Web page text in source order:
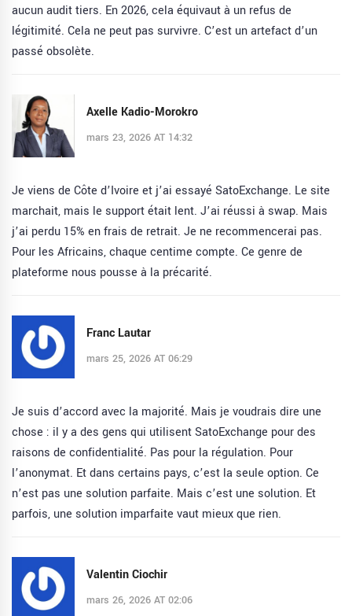
aucun audit tiers. En 2026, cela équivaut à un refus de
légitimité. Cela ne peut pas survivre. C’est un artefact d’un
passé obsolète.
Axelle Kadio-Morokro
mars 23, 2026 AT 14:32
Je viens de Côte d’Ivoire et j’ai essayé SatoExchange. Le site
marchait, mais le support était lent. J’ai réussi à swap. Mais
j’ai perdu 15% en frais de retrait. Je ne recommencerai pas.
Pour les Africains, chaque centime compte. Ce genre de
plateforme nous pousse à la précarité.
Franc Lautar
mars 25, 2026 AT 06:29
Je suis d’accord avec la majorité. Mais je voudrais dire une
chose : il y a des gens qui utilisent SatoExchange pour des
raisons de confidentialité. Pas pour la régulation. Pour
l’anonymat. Et dans certains pays, c’est la seule option. Ce
n’est pas une solution parfaite. Mais c’est une solution. Et
parfois, une solution imparfaite vaut mieux que rien.
Valentin Ciochir
mars 26, 2026 AT 02:06